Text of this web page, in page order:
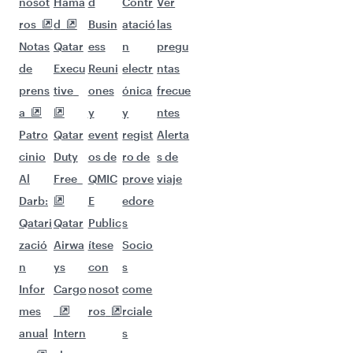
ros
Notas
de
prens
a
Patro
cinio
Al
Darb:
Qatari
zació
n
Infor
mes
anual
d
Qatar
Execu
tive
Qatar
Duty
Free
Qatar
Airwa
ys
Cargo
Intern
Busin
ess
Reuni
ones
y
event
os de
QMIC
E
Public
ítese
con
nosot
ros
atació
n
electr
ónica
y
regist
ro de
prove
edore
s
Socio
s
come
rciale
s
las
pregu
ntas
frecue
ntes
Alerta
s de
viaje